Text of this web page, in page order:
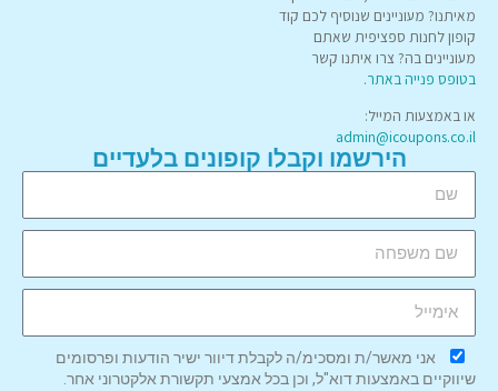
מאיתנו? מעוניינים שנוסיף לכם קוד
קופון לחנות ספציפית שאתם
מעוניינים בה? צרו איתנו קשר
בטופס פנייה באתר.
או באמצעות המייל:
admin@icoupons.co.il
הירשמו וקבלו קופונים בלעדיים
אני מאשר/ת ומסכימ/ה לקבלת דיוור ישיר הודעות ופרסומים
שיווקיים באמצעות דוא"ל, וכן בכל אמצעי תקשורת אלקטרוני אחר.